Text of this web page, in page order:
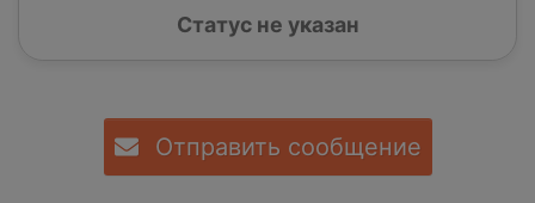
Статус не указан
Отправить сообщение